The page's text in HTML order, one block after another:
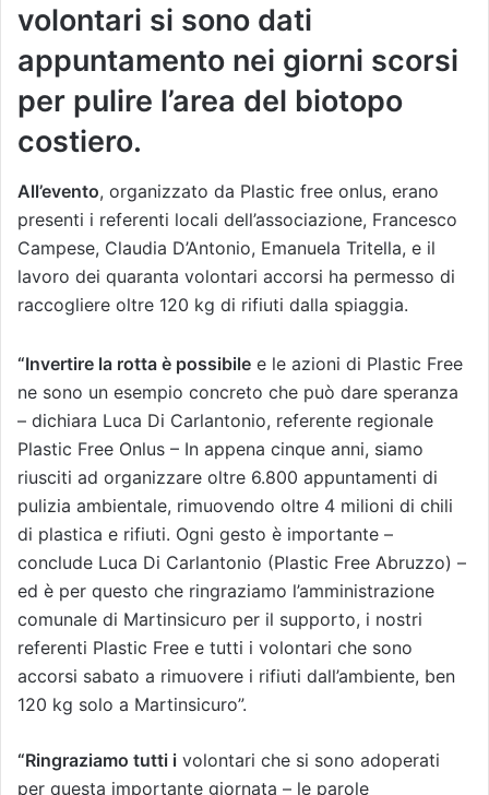
volontari si sono dati
appuntamento nei giorni scorsi
per pulire l’area del biotopo
costiero.
All’evento, organizzato da Plastic free onlus, erano
presenti i referenti locali dell’associazione, Francesco
Campese, Claudia D’Antonio, Emanuela Tritella, e il
lavoro dei quaranta volontari accorsi ha permesso di
raccogliere oltre 120 kg di rifiuti dalla spiaggia.
“Invertire la rotta è possibile e le azioni di Plastic Free
ne sono un esempio concreto che può dare speranza
– dichiara Luca Di Carlantonio, referente regionale
Plastic Free Onlus – In appena cinque anni, siamo
riusciti ad organizzare oltre 6.800 appuntamenti di
pulizia ambientale, rimuovendo oltre 4 milioni di chili
di plastica e rifiuti. Ogni gesto è importante –
conclude Luca Di Carlantonio (Plastic Free Abruzzo) –
ed è per questo che ringraziamo l’amministrazione
comunale di Martinsicuro per il supporto, i nostri
referenti Plastic Free e tutti i volontari che sono
accorsi sabato a rimuovere i rifiuti dall’ambiente, ben
120 kg solo a Martinsicuro”.
“Ringraziamo tutti i volontari che si sono adoperati
per questa importante giornata – le parole